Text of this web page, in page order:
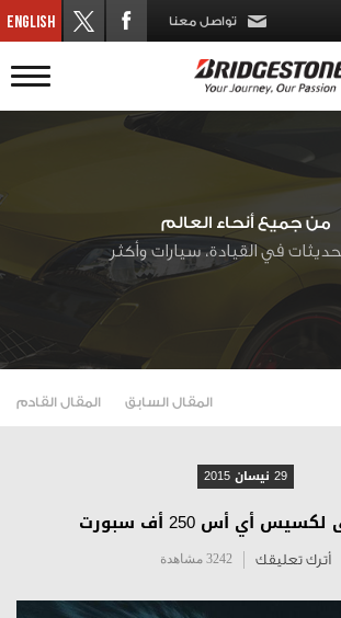
تواصل معنا
من جميع أنحاء العالم
في القيادة، سيارات وأكثر
المقال السابق المقال القادم
29 نيسان 2015
أي أس 250 أف سبورت
أترك تعليقك 3242 مشاهدة